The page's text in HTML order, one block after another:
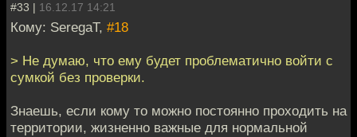
#33 | 16.12.17 14:21
Кому: SeregaT, #18
> Не думаю, что ему будет проблематично войти с
сумкой без проверки.
Знаешь, если кому то можно постоянно проходить на
территории, жизненно важные для нормальной